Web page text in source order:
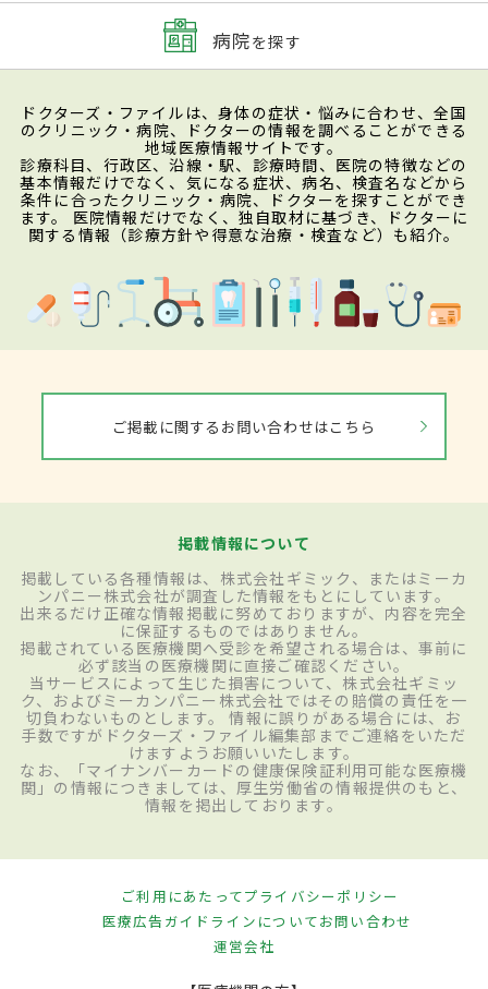
病院を探す
ドクターズ・ファイルは、身体の症状・悩みに合わせ、全国
のクリニック・病院、ドクターの情報を調べることができる
地域医療情報サイトです。
診療科目、行政区、沿線・駅、診療時間、医院の特徴などの
基本情報だけでなく、気になる症状、病名、検査名などから
条件に合ったクリニック・病院、ドクターを探すことができ
ます。 医院情報だけでなく、独自取材に基づき、ドクターに
関する情報（診療方針や得意な治療・検査など）も紹介。
ご掲載に関するお問い合わせはこちら
掲載情報について
掲載している各種情報は、株式会社ギミック、またはミーカ
ンパニー株式会社が調査した情報をもとにしています。
出来るだけ正確な情報掲載に努めておりますが、内容を完全
に保証するものではありません。
掲載されている医療機関へ受診を希望される場合は、事前に
必ず該当の医療機関に直接ご確認ください。
当サービスによって生じた損害について、株式会社ギミッ
ク、およびミーカンパニー株式会社ではその賠償の責任を一
切負わないものとします。 情報に誤りがある場合には、お
手数ですがドクターズ・ファイル編集部までご連絡をいただ
けますようお願いいたします。
なお、「マイナンバーカードの健康保険証利用可能な医療機
関」の情報につきましては、厚生労働省の情報提供のもと、
情報を掲出しております。
ご利用にあたってプライバシーポリシー
医療広告ガイドラインについてお問い合わせ
運営会社